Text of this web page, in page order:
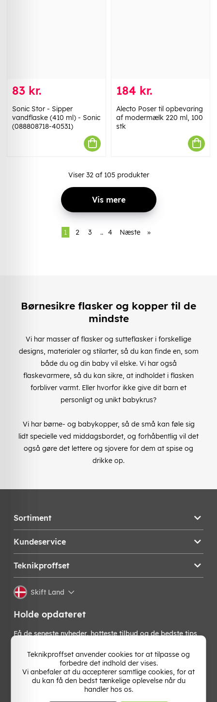
83 kr.
Sonic Stor - Sipper
vandflaske (410 ml) - Sonic
(088808718-40531)
184 kr.
Alecto Poser til opbevaring
af modermælk 220 ml, 100
stk
Viser 32af 105 produkter
Vis mere
1 2 3 .. 4 Næste »
Børnesikre flasker og kopper til de
mindste
Vi har masser af flasker og sutteflasker i forskellige
designs, materialer og stilarter, så du kan finde en, som
både du og din baby vil elske. Vi har også
flaskevarmere, så du kan sikre, at indholdet i flasken
forbliver varmt. Eller hvorfor ikke give dit barn et
personligt og unikt babykrus?
Vi har børne- og babykopper, så de små kan føle sig
lidt specielle ved middagsbordet, og forhåbentlig vil det
også gøre det lettere og sjovere for dem at spise og
drikke op.
Sortiment
Kundeservice
Teknikproffset
Skift Land
Holde opdateret
Få de seneste nyheder, hotteste tilbud og de bedste tips
nyhedsbrev!
OK
Teknikproffset anvender cookies tor at tilpasse og
forbedre det indhold der vises.
Vi anbefaler at du accepterer samtlige cookies, for at
du kan få den bedst tænkelige oplevelse når du
handler hos os.